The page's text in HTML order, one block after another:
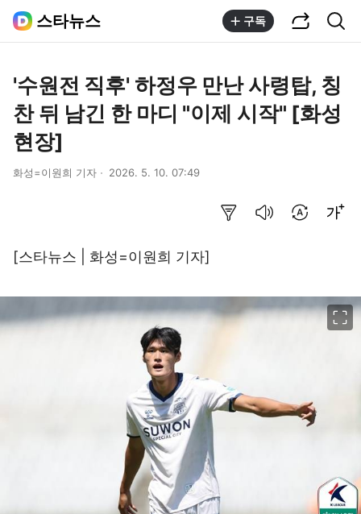
스타뉴스 구독
'수원전 직후' 하정우 만난 사령탑, 칭
찬 뒤 남긴 한 마디 "이제 시작" [화성
현장]
화성=이원희 기자 2026. 5. 10. 07:49
[스타뉴스 | 화성=이원희 기자]